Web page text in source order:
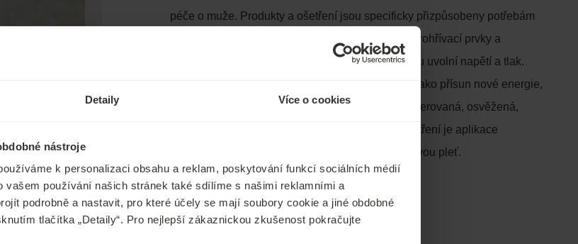
Detaily Více o cookies
nástroje
k personalizaci obsahu a reklam, poskytování funkcí sociálních médií
vašem používání našich stránek také sdílíme s našimi reklamními a
podrobně a nastavit, pro které účely se mají soubory cookie a jiné obdobné
tlačítka „Detaily“. Pro nejlepší zákaznickou zkušenost pokračujte
péče o muže. Produkty a ošetření jsou specificky přizpůsobeny potřebám
mužské pleti. Při ošetření se střídají osvěžující a prohřívací prvky a
intenzivní a energická masáž obličeje, hlavy a krku uvolní napětí a tlak.
Pocítíte hluboké a dlouhotrvající uvolnění stej-ně jako přísun nové energie,
na pleti jsou viditelné výsledky. Vaše pleť je regenerovaná, osvěžená,
jemnější a hydratovaná. Významnou součástí ošetření je aplikace
jedinečného čerstvého listu aloe. Skvělé i pro citlivou pleť.
Trvání ošetření - 50 minut